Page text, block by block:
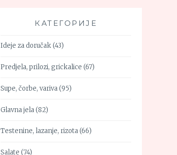
КАТЕГОРИЈЕ
Ideje za doručak(43)
Predjela, prilozi, grickalice (67)
Supe, čorbe, variva(95)
Glavna jela(82)
Testenine, lazanje, rizota(66)
Salate (74)